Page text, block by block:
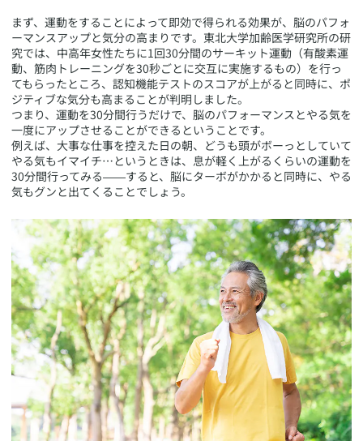
まず、運動をすることによって即効で得られる効果が、脳のパフォ
ーマンスアップと気分の高まりです。東北大学加齢医学研究所の研
究では、中高年女性たちに1回30分間のサーキット運動（有酸素運
動、筋肉トレーニングを30秒ごとに交互に実施するもの）を行っ
てもらったところ、認知機能テストのスコアが上がると同時に、ポ
ジティブな気分も高まることが判明しました。
つまり、運動を30分間行うだけで、脳のパフォーマンスとやる気を
一度にアップさせることができるということです。
例えば、大事な仕事を控えた日の朝、どうも頭がボーっとしていて
やる気もイマイチ…というときは、息が軽く上がるくらいの運動を
30分間行ってみる――すると、脳にターボがかかると同時に、やる
気もグンと出てくることでしょう。